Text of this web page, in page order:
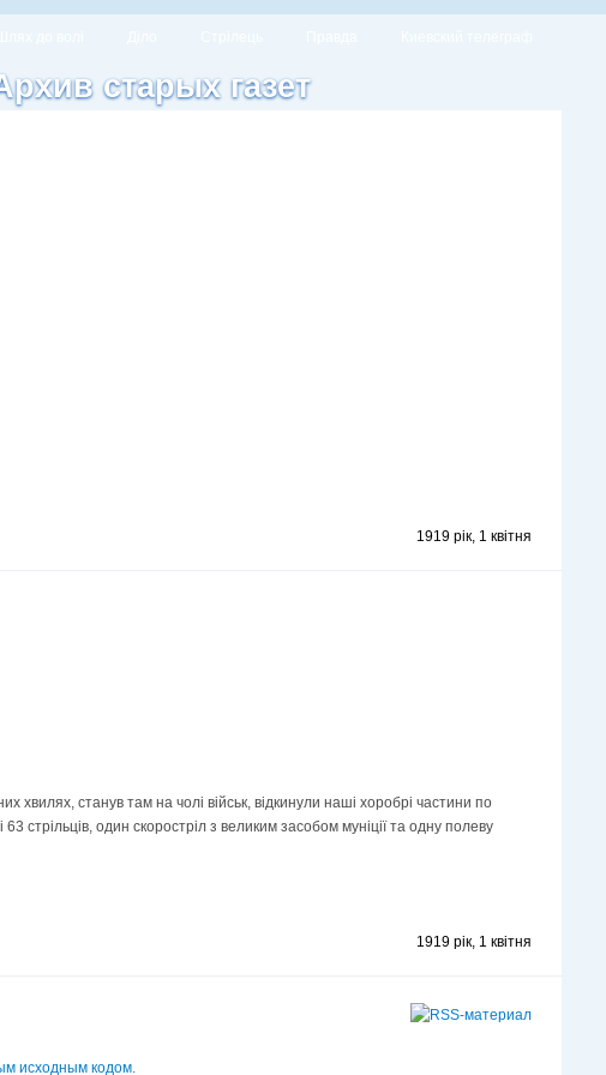
старых газет
1919 рік, 1 квітня
хвилях, станув там на чолі військ, відкинули наші хоробрі частини по
стрільців, один скоростріл з великим засобом муніції та одну полеву
1919 рік, 1 квітня